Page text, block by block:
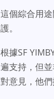
這個綜合用
護。
根據SF
遍支持，但
對意見，他們